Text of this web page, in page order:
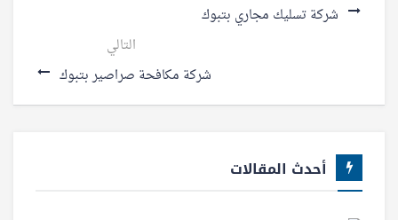
شركة تسليك مجاري بتبوك
التالي
شركة مكافحة صراصير بتبوك
أحدث المقالات